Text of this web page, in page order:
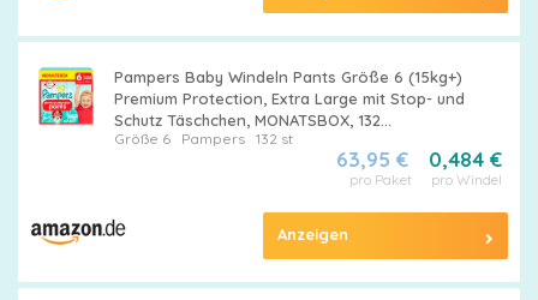
Pampers Baby Windeln Pants Größe 6 (15kg+)
Premium Protection, Extra Large mit Stop- und
Schutz Täschchen, MONATSBOX, 132
Höschenwindeln
Größe 6 Pampers132 st
0,484 €
pro Windel
63,95 €
pro Paket
Anzeigen